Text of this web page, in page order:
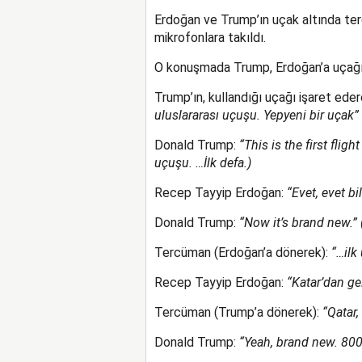
Erdoğan ve Trump’ın uçak altında
mikrofonlara takıldı.
O konuşmada Trump, Erdoğan’a
Trump’ın, kullandığı uçağı işaret
uluslararası uçuşu. Yepyeni bir uçak”
Donald Trump: “This is the first
uçuşu. …İlk defa.)
Recep Tayyip Erdoğan: “Evet, evet
Donald Trump: “Now it’s brand
Tercüman (Erdoğan’a dönerek): “…ilk
Recep Tayyip Erdoğan: “Katar’dan
Tercüman (Trump’a dönerek):
Donald Trump: “Yeah, brand new.